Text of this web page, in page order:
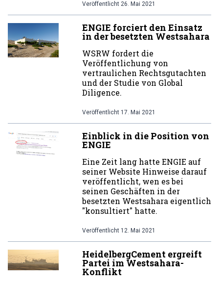
Veröffentlicht 26. Mai 2021
ENGIE forciert den Einsatz
in der besetzten Westsahara
WSRW fordert die
Veröffentlichung von
vertraulichen Rechtsgutachten
und der Studie von Global
Diligence.
Veröffentlicht 17. Mai 2021
Einblick in die Position von
ENGIE
Eine Zeit lang hatte ENGIE auf
seiner Website Hinweise darauf
veröffentlicht, wen es bei
seinen Geschäften in der
besetzten Westsahara eigentlich
"konsultiert" hatte.
Veröffentlicht 12. Mai 2021
HeidelbergCement ergreift
Partei im Westsahara-
Konflikt